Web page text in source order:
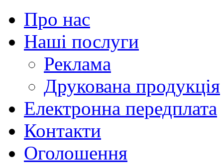
Про нас
Наші послуги
Реклама
Друкована продукція
Електронна передплата
Контакти
Оголошення